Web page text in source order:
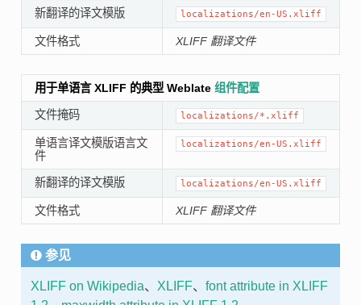
新翻译的译文模版 localizations/en-US.xliff
文件格式 XLIFF 翻译文件
用于单语言 XLIFF 的典型 Weblate 组件配置
文件掩码 localizations/*.xliff
单语言译文模版语言文
件
localizations/en-US.xliff
新翻译的译文模版 localizations/en-US.xliff
文件格式 XLIFF 翻译文件
参见
XLIFF on Wikipedia、 XLIFF、 font attribute in XLIFF